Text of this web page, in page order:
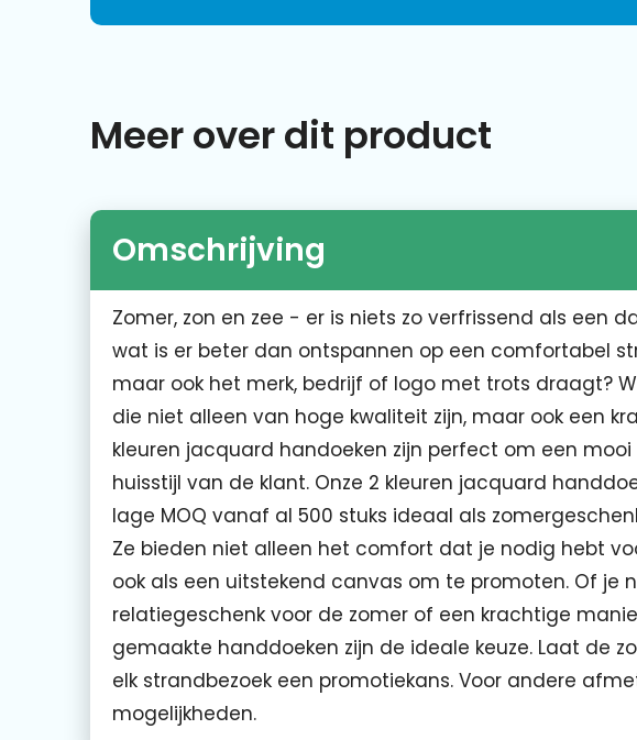
Meer over dit product
Omschrijving
Zomer, zon en zee - er is niets zo verfrissend als een
wat is er beter dan ontspannen op een comfortabel
maar ook het merk, bedrijf of logo met trots draagt?
die niet alleen van hoge kwaliteit zijn, maar ook een
kleuren jacquard handoeken zijn perfect om een
huisstijl van de klant. Onze 2 kleuren jacquard
lage MOQ vanaf al 500 stuks ideaal als
Ze bieden niet alleen het comfort dat je nodig hebt
ook als een uitstekend canvas om te promoten. Of je
relatiegeschenk voor de zomer of een krachtige
gemaakte handdoeken zijn de ideale keuze. Laat de
elk strandbezoek een promotiekans. Voor andere
mogelijkheden.